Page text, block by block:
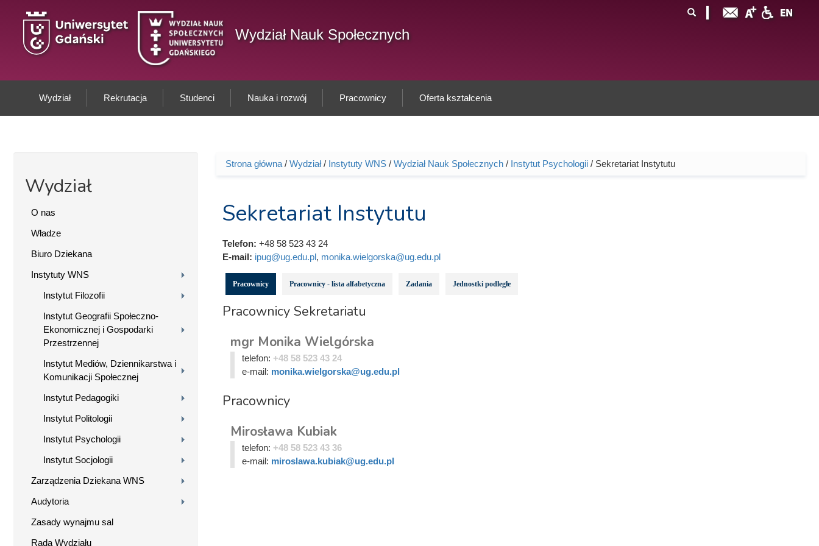
Wydział Nauk Społecznych
Wydział Rekrutacja Studenci Nauka i rozwój Pracownicy Oferta kształcenia
Wydział
O nas
Władze
Biuro Dziekana
Instytuty WNS
Instytut Filozofii
Instytut Geografii Społeczno-
Ekonomicznej i Gospodarki
Przestrzennej
Instytut Mediów, Dziennikarstwa i
Komunikacji Społecznej
Instytut Pedagogiki
Instytut Politologii
Instytut Psychologii
Instytut Socjologii
Zarządzenia Dziekana WNS
Audytoria
Zasady wynajmu sal
Rada Wydziału
Jesteś tutaj
Strona główna/ Wydział/ Instytuty WNS/ Wydział Nauk Społecznych/ Instytut Psychologii/ Sekretariat Instytutu
Sekretariat Instytutu
Telefon: +48 58 523 43 24
E-mail: ipug@ug.edu.pl, monika.wielgorska@ug.edu.pl
Pracownicy Pracownicy - lista alfabetyczna Zadania Jednostki podległe
Pracownicy Sekretariatu
mgr Monika Wielgórska
telefon: +48 58 523 43 24
e-mail: monika.wielgorska@ug.edu.pl
Pracownicy
Mirosława Kubiak
telefon: +48 58 523 43 36
e-mail: miroslawa.kubiak@ug.edu.pl